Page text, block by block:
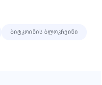
ბიტკოინის ბლოკჩეინი